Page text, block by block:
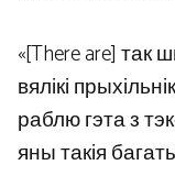
«[There are] так
вялікі
раблю гэта з
яны такія